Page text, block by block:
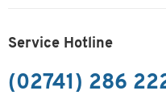
Service Hotline
(02741) 286